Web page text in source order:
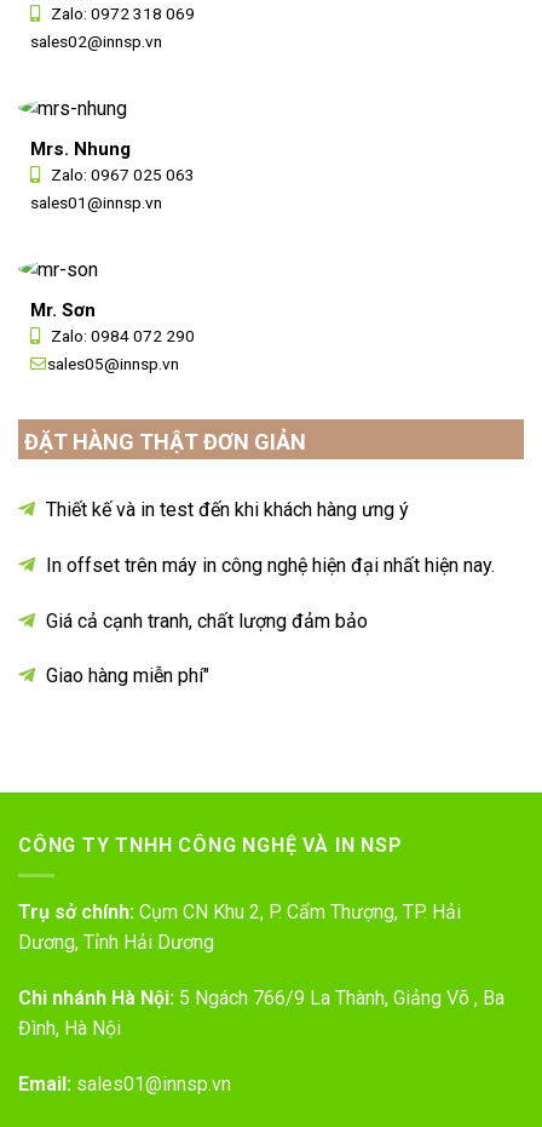
Zalo: 0972 318 069
sales02@innsp.vn
Mrs. Nhung
Zalo: 0967 025 063
sales01@innsp.vn
Mr. Sơn
Zalo: 0984 072 290
sales05@innsp.vn
ĐẶT HÀNG THẬT ĐƠN GIẢN
Thiết kế và in test đến khi khách hàng ưng ý
In offset trên máy in công nghệ hiện đại nhất hiện nay.
Giá cả cạnh tranh, chất lượng đảm bảo
Giao hàng miễn phí"
CÔNG TY TNHH CÔNG NGHỆ VÀ IN NSP
Trụ sở chính: Cụm CN Khu 2, P. Cẩm Thượng, TP. Hải
Dương, Tỉnh Hải Dương
Chi nhánh Hà Nội: 5 Ngách 766/9 La Thành, Giảng Võ , Ba
Đình, Hà Nội
Email: sales01@innsp.vn